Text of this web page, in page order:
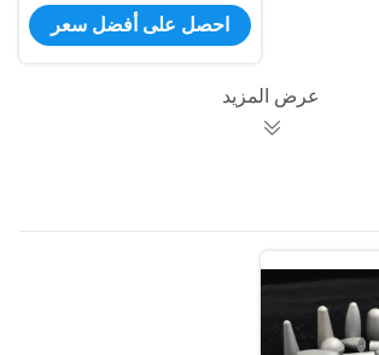
احصل على أفضل سعر
عرض المزيد